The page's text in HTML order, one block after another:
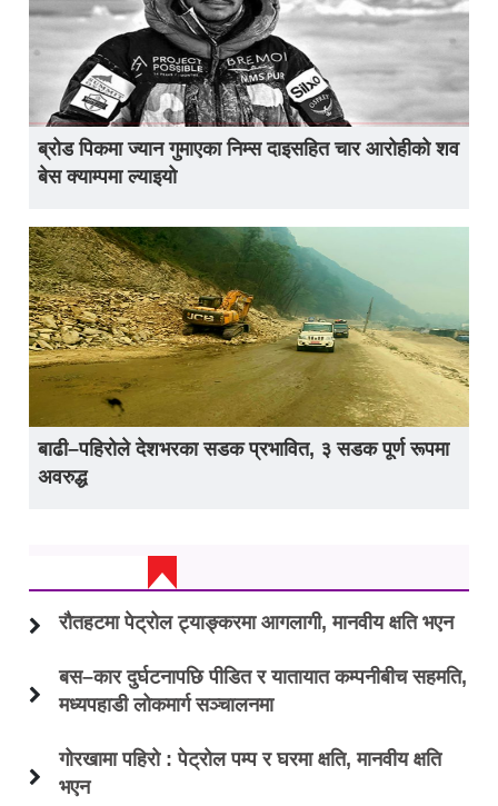
ब्रोड पिकमा ज्यान गुमाएका निम्स दाइसहित चार आरोहीको शव
बेस क्याम्पमा ल्याइयो
बाढी–पहिरोले देशभरका सडक प्रभावित, ३ सडक पूर्ण रूपमा
अवरुद्ध
रौतहटमा पेट्रोल ट्याङ्करमा आगलागी, मानवीय क्षति भएन
बस–कार दुर्घटनापछि पीडित र यातायात कम्पनीबीच सहमति,
मध्यपहाडी लोकमार्ग सञ्चालनमा
गोरखामा पहिरो : पेट्रोल पम्प र घरमा क्षति, मानवीय क्षति
भएन